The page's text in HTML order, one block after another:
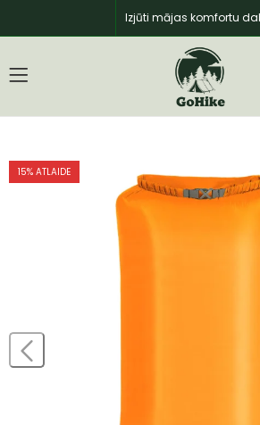
Izjūti mājas komfortu
15% ATLAIDE